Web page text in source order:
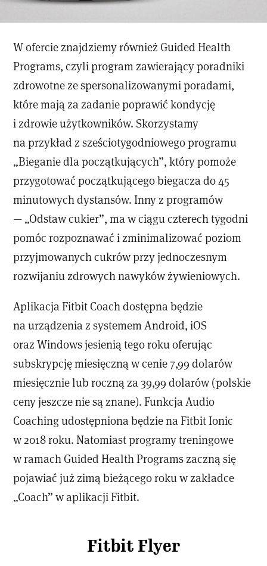
W ofercie znajdziemy również Guided Health
Programs, czyli program zawierający poradniki
zdrowotne ze spersonalizowanymi poradami,
które mają za zadanie poprawić kondycję
i zdrowie użytkowników. Skorzystamy
na przykład z sześciotygodniowego programu
„Bieganie dla początkujących”, który pomoże
przygotować początkującego biegacza do 45
minutowych dystansów. Inny z programów
— „Odstaw cukier”, ma w ciągu czterech tygodni
pomóc rozpoznawać i zminimalizować poziom
przyjmowanych cukrów przy jednoczesnym
rozwijaniu zdrowych nawyków żywieniowych.
Aplikacja Fitbit Coach dostępna będzie
na urządzenia z systemem Android, iOS
oraz Windows jesienią tego roku oferując
subskrypcję miesięczną w cenie 7,99 dolarów
miesięcznie lub roczną za 39,99 dolarów (polskie
ceny jeszcze nie są znane). Funkcja Audio
Coaching udostępniona będzie na Fitbit Ionic
w 2018 roku. Natomiast programy treningowe
w ramach Guided Health Programs zaczną się
pojawiać już zimą bieżącego roku w zakładce
„Coach” w aplikacji Fitbit.
Fitbit Flyer